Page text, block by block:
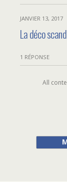
JANVIER 13, 2017
La déco
1 RÉPONSE
All